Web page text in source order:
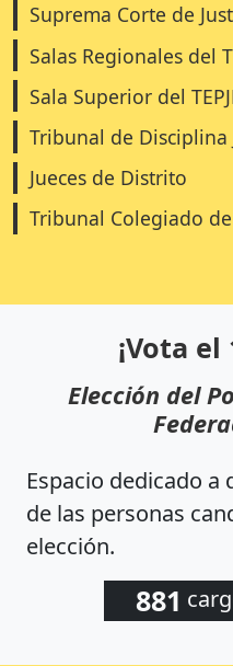
Suprema Corte de
Salas Regionales del
Sala Superior del
Tribunal de Disciplina
Jueces de Distrito
Tribunal Colegiado
¡Vota
Elección del
Espacio dedicado
de las personas
elección.
881